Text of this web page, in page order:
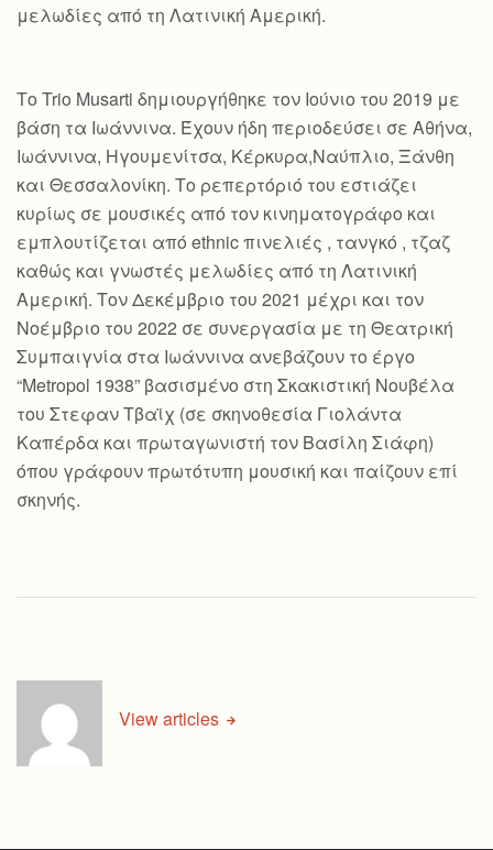
μελωδίες από τη Λατινική Αμερική.
Το Trio Musarti δημιουργήθηκε τον Ιούνιο του 2019 με
βάση τα Ιωάννινα. Έχουν ήδη περιοδεύσει σε Αθήνα,
Ιωάννινα, Ηγουμενίτσα, Κέρκυρα,Ναύπλιο, Ξάνθη
και Θεσσαλονίκη. Το ρεπερτόριό του εστιάζει
κυρίως σε μουσικές από τον κινηματογράφο και
εμπλουτίζεται από ethnic πινελιές , τανγκό , τζαζ
καθώς και γνωστές μελωδίες από τη Λατινική
Αμερική. Τον Δεκέμβριο του 2021 μέχρι και τον
Νοέμβριο του 2022 σε συνεργασία με τη Θεατρική
Συμπαιγνία στα Ιωάννινα ανεβάζουν το έργο
“Metropol 1938” βασισμένο στη Σκακιστική Νουβέλα
του Στεφαν Τβαϊχ (σε σκηνοθεσία Γιολάντα
Καπέρδα και πρωταγωνιστή τον Βασίλη Σιάφη)
όπου γράφουν πρωτότυπη μουσική και παίζουν επί
σκηνής.
View articles